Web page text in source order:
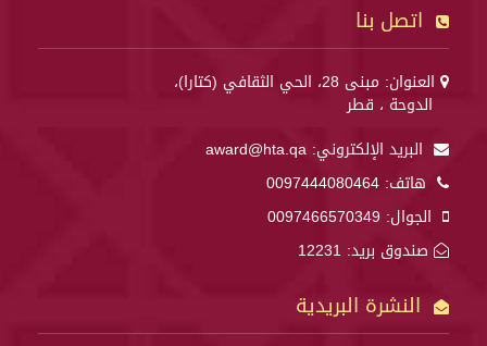
اتصل بنا
العنوان: مبنى 28، الحي الثقافي (كتارا)،
الدوحة ، قطر
البريد الإلكتروني: award@hta.qa
هاتف: 0097444080464
الجوال: 0097466570349
صندوق بريد: 12231
النشرة البريدية